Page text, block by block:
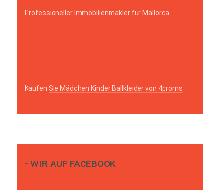
Professioneller Immobilienmakler für Mallorca
Kaufen Sie Mädchen Kinder Ballkleider von 4proms
- WIR AUF FACEBOOK